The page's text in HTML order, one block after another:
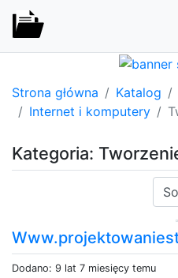
Strona główna Katalog
Internet i komputery
Kategoria:
Dodano: 9 lat 7 miesięcy temu